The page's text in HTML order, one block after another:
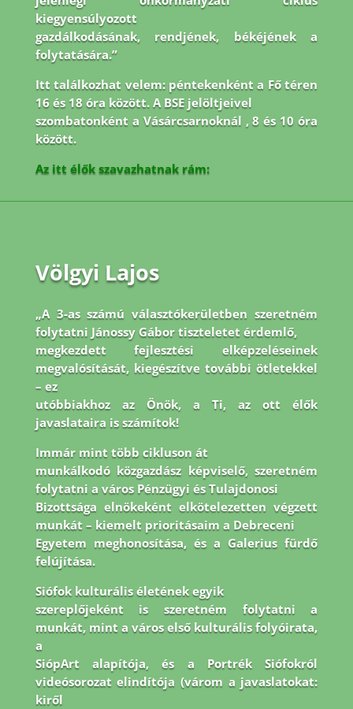
kiegyensúlyozott
gazdálkodásának, rendjének, békéjének a
folytatására.”
Itt találkozhat velem: péntekenként a Fő téren
16 és 18 óra között. A BSE jelöltjeivel
szombatonként a Vásárcsarnoknál , 8 és 10 óra
között.
Az itt élők szavazhatnak rám:
Völgyi Lajos
„A 3-as számú választókerületben szeretném
folytatni Jánossy Gábor tiszteletet érdemlő,
megkezdett fejlesztési elképzeléseinek
megvalósítását, kiegészítve további ötletekkel
– ez
utóbbiakhoz az Önök, a Ti, az ott élők
javaslataira is számítok!
Immár mint több cikluson át
munkálkodó közgazdász képviselő, szeretném
folytatni a város Pénzügyi és Tulajdonosi
Bizottsága elnökeként elkötelezetten végzett
munkát – kiemelt prioritásaim a Debreceni
Egyetem meghonosítása, és a Galerius fürdő
felújítása.
Siófok kulturális életének egyik
szereplőjeként is szeretném folytatni a
munkát, mint a város első kulturális folyóirata,
a
SiópArt alapítója, és a Portrék Siófokról
videósorozat elindítója (várom a javaslatokat:
kiről